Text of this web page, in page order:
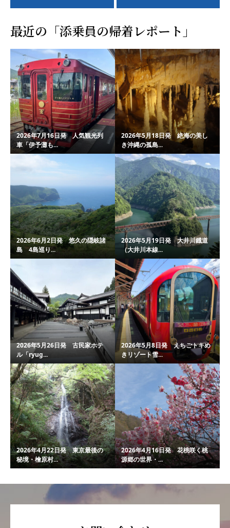
最近の「添乗員の帰着レポート」
2026年7月16日発 人気観光列
車「伊予灘も...
2026年5月18日発 絶海の美し
き沖縄の孤島...
2026年6月2日発 悠久の隠岐諸
島 4島巡り...
2026年5月19日発 大井川鐡道
（大井川本線...
2026年5月26日発 古民家ホテ
ル「ryug...
2026年5月8日発 えちごトキめ
きリゾート雪...
2026年4月22日発 東京最後の
秘境・檜原村...
2026年4月16日発 花桃咲く桃
源郷の世界・...